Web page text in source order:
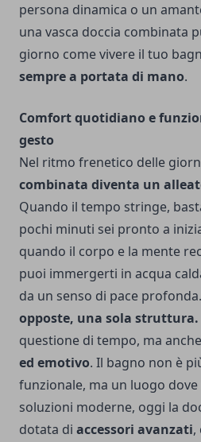
persona dinamica o un
una vasca doccia combinata
giorno come vivere il tuo
sempre a portata di mano.
Comfort quotidiano e
gesto
Nel ritmo frenetico delle
combinata diventa un
Quando il tempo stringe,
pochi minuti sei pronto a
quando il corpo e la mente
puoi immergerti in acqua
da un senso di pace profonda.
opposte, una sola struttura.
questione di tempo, ma
ed emotivo. Il bagno non è
funzionale, ma un luogo
soluzioni moderne, oggi la
dotata di accessori avanzati,